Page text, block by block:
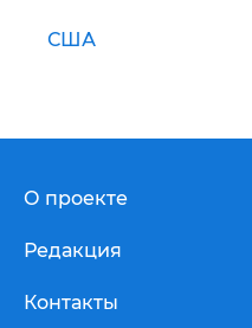
США
О проекте
Редакция
Контакты